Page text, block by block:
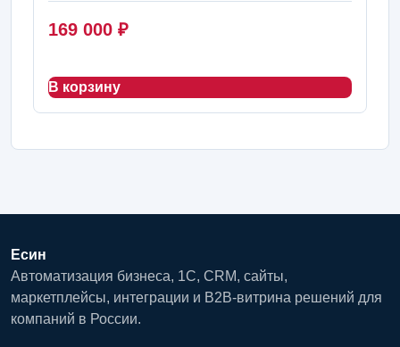
169 000 ₽
В корзину
Есин
Автоматизация бизнеса, 1С, CRM, сайты,
маркетплейсы, интеграции и B2B-витрина решений для
компаний в России.